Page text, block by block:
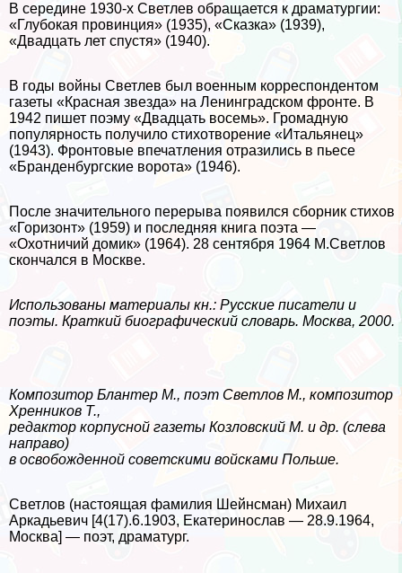
В середине 1930-х Светлев обращается к драматургии:
«Глубокая провинция» (1935), «Сказка» (1939),
«Двадцать лет спустя» (1940).
В годы войны Светлев был военным корреспондентом
газеты «Красная звезда» на Ленинградском фронте. В
1942 пишет поэму «Двадцать восемь». Громадную
популярность получило стихотворение «Итальянец»
(1943). Фронтовые впечатления отразились в пьесе
«Бранденбургские ворота» (1946).
После значительного перерыва появился сборник стихов
«Горизонт» (1959) и последняя книга поэта —
«Охотничий домик» (1964). 28 сентября 1964 М.Светлов
скончался в Москве.
Использованы материалы кн.: Русские писатели и
поэты. Краткий биографический словарь. Москва, 2000.
Композитор Блантер М., поэт Светлов М., композитор
Хренников Т.,
редактор корпусной газеты Козловский М. и др. (слева
направо)
в освобожденной советскими войсками Польше.
Светлов (настоящая фамилия Шейнсман) Михаил
Аркадьевич [4(17).6.1903, Екатеринослав — 28.9.1964,
Москва] — поэт, драматург.